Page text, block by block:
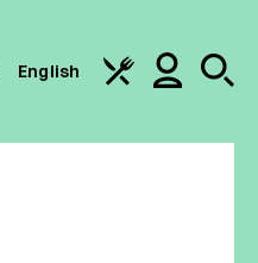
English